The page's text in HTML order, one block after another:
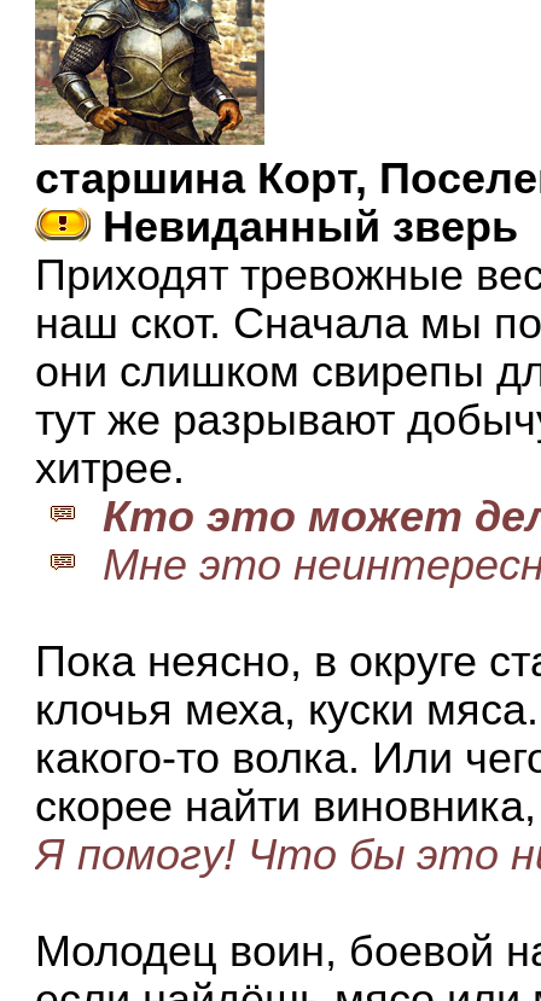
старшина Корт,
Невиданный зверь
Приходят тревожные
наш скот. Сначала мы
они слишком свирепы
тут же разрывают
хитрее.
Кто это может
Мне это
Пока неясно, в округе
клочья меха, куски
какого-то волка. Или
скорее найти
Я помогу! Что бы это
Молодец воин, боевой